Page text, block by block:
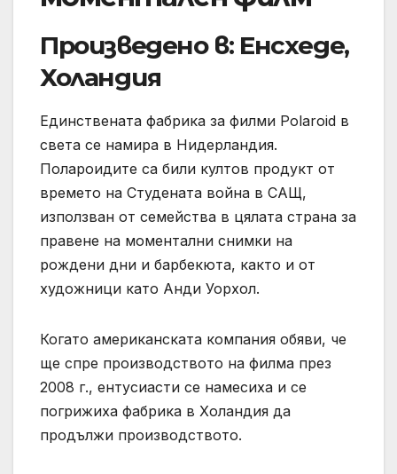
Произведено в: Енсхеде,
Холандия
Единствената фабрика за филми Polaroid в
света се намира в Нидерландия.
Полароидите са били култов продукт от
времето на Студената война в САЩ,
използван от семейства в цялата страна за
правене на моментални снимки на
рождени дни и барбекюта, както и от
художници като Анди Уорхол.
Когато американската компания обяви, че
ще спре производството на филма през
2008 г., ентусиасти се намесиха и се
погрижиха фабрика в Холандия да
продължи производството.